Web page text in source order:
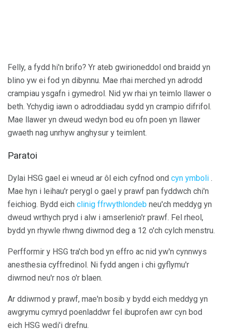
Felly, a fydd hi'n brifo? Yr ateb gwirioneddol ond braidd yn
blino yw ei fod yn dibynnu. Mae rhai merched yn adrodd
crampiau ysgafn i gymedrol. Nid yw rhai yn teimlo llawer o
beth. Ychydig iawn o adroddiadau sydd yn crampio difrifol.
Mae llawer yn dweud wedyn bod eu ofn poen yn llawer
gwaeth nag unrhyw anghysur y teimlent.
Paratoi
Dylai HSG gael ei wneud ar ôl eich cyfnod ond cyn ymboli .
Mae hyn i leihau'r perygl o gael y prawf pan fyddwch chi'n
feichiog. Bydd eich clinig ffrwythlondeb neu'ch meddyg yn
dweud wrthych pryd i alw i amserlenio'r prawf. Fel rheol,
bydd yn rhywle rhwng diwrnod deg a 12 o'ch cylch menstru.
Perfformir y HSG tra'ch bod yn effro ac nid yw'n cynnwys
anesthesia cyffredinol. Ni fydd angen i chi gyflymu'r
diwrnod neu'r nos o'r blaen.
Ar ddiwrnod y prawf, mae'n bosib y bydd eich meddyg yn
awgrymu cymryd poenladdwr fel ibuprofen awr cyn bod
eich HSG wedi'i drefnu.